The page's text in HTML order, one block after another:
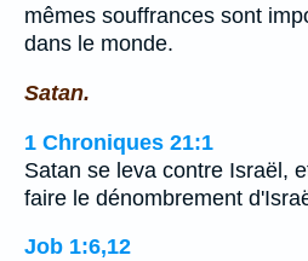
mêmes souffrances sont
dans le monde.
Satan.
1 Chroniques 21:1
Satan se leva contre Israël,
faire le dénombrement
Job 1:6,12